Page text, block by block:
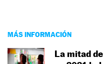
MÁS INFORMACIÓN
La mitad